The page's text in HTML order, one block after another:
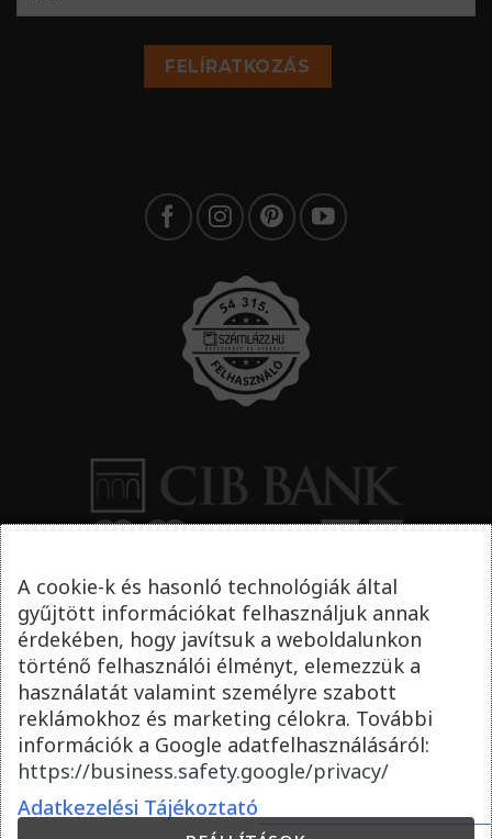
FELÍRATKOZÁS
A cookie-k és hasonló technológiák által
gyűjtött információkat felhasználjuk annak
érdekében, hogy javítsuk a weboldalunkon
történő felhasználói élményt, elemezzük a
használatát valamint személyre szabott
reklámokhoz és marketing célokra. További
információk a Google adatfelhasználásáról:
https://business.safety.google/privacy/
Adatkezelési Tájékoztató